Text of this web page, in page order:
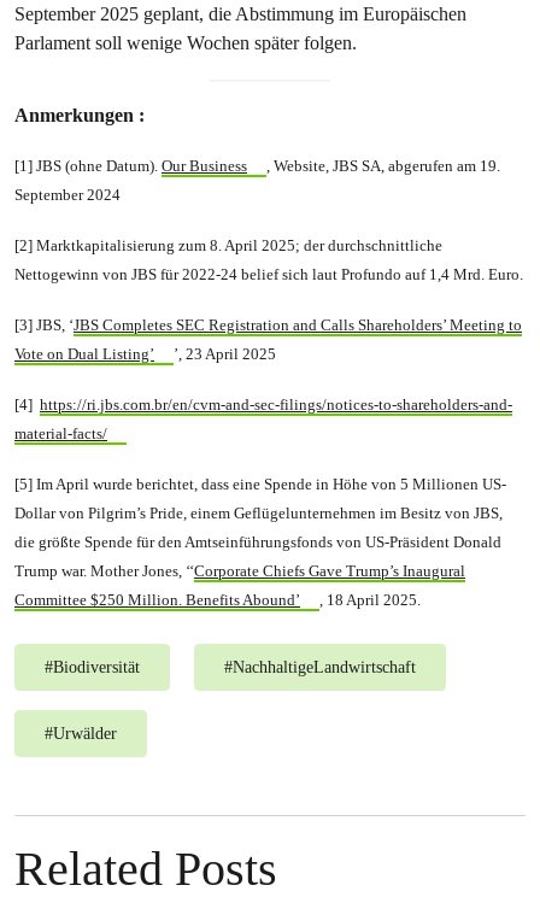
September 2025 geplant, die Abstimmung im Europäischen
Parlament soll wenige Wochen später folgen.
Anmerkungen :
[1] JBS (ohne Datum). Our Business
, Website, JBS SA, abgerufen am 19.
September 2024
[2] Marktkapitalisierung zum 8. April 2025; der durchschnittliche
Nettogewinn von JBS für 2022-24 belief sich laut Profundo auf 1,4 Mrd. Euro.
[3] JBS, ‘JBS Completes SEC Registration and Calls Shareholders’ Meeting to
Vote on Dual Listing’
’, 23 April 2025
[4] https://ri.jbs.com.br/en/cvm-and-sec-filings/notices-to-shareholders-and-
material-facts/
[5] Im April wurde berichtet, dass eine Spende in Höhe von 5 Millionen US-
Dollar von Pilgrim’s Pride, einem Geflügelunternehmen im Besitz von JBS,
die größte Spende für den Amtseinführungsfonds von US-Präsident Donald
Trump war. Mother Jones, ‘‘Corporate Chiefs Gave Trump’s Inaugural
Committee $250 Million. Benefits Abound’
, 18 April 2025.
#Biodiversität #NachhaltigeLandwirtschaft
#Urwälder
Related Posts